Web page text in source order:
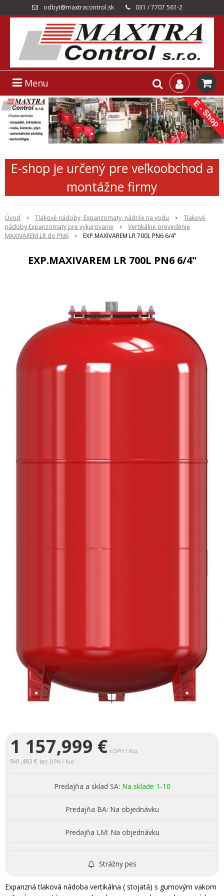
odbyt@maxtracontrol.sk 031 / 7707 561-2
Menu
E-shop je určený pre veľkoobchod a
montážne firmy
Úvod Tlakové nádoby, Expanzomaty, nádrže na vodu
Tlakové
nádoby Expanzomaty pre vykurovanie
Vertikálne prevedenie
MAXIVAREM LR do PN6
EXP.MAXIVAREM LR 700L PN6 6/4"
EXP.MAXIVAREM LR 700L PN6 6/4"
1 157,999 € s DPH / Kus
941,463 € bez DPH / Kus
Predajňa a sklad SA: Na sklade 1-10
Predajňa BA: Na objednávku
Predajňa LM: Na objednávku
Strážny pes
Expanzná tlaková nádoba vertikálna ( stojatá) s gumovým vakom